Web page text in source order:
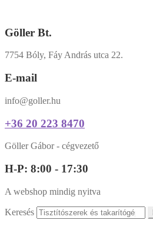
Göller Bt.
7754 Bóly, Fáy András utca 22.
E-mail
info@goller.hu
+36 20 223 8470
Göller Gábor - cégvezető
H-P: 8:00 - 17:30
A webshop mindig nyitva
Keresés